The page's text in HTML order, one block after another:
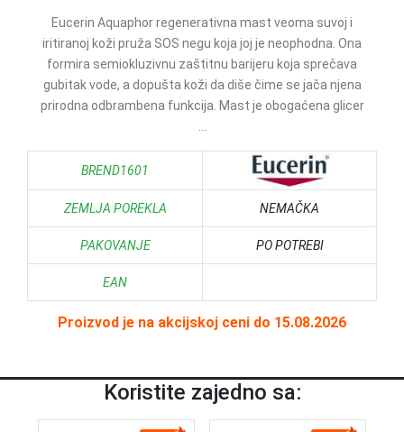
Eucerin Aquaphor regenerativna mast veoma suvoj i
iritiranoj koži pruža SOS negu koja joj je neophodna. Ona
formira semiokluzivnu zaštitnu barijeru koja sprečava
gubitak vode, a dopušta koži da diše čime se jača njena
prirodna odbrambena funkcija. Mast je obogaćena glicer
BREND1601
ZEMLJA POREKLA NEMAČKA
PAKOVANJE PO POTREBI
EAN
Proizvod je na akcijskoj ceni do 15.08.2026
Koristite zajedno sa: